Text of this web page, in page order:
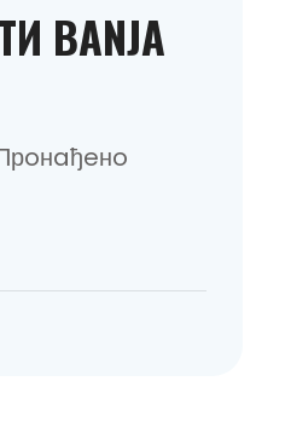
BANJA